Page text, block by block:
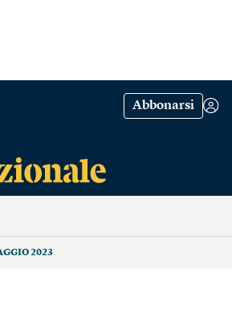
Abbonarsi
2023